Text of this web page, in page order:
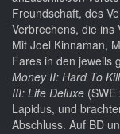
Freundschaft, des
Verbrechens, die ins
Mit Joel Kinnaman,
Fares in den jeweils
Money II: Hard To Kill
III: Life Deluxe
Lapidus, und
Abschluss. Auf BD